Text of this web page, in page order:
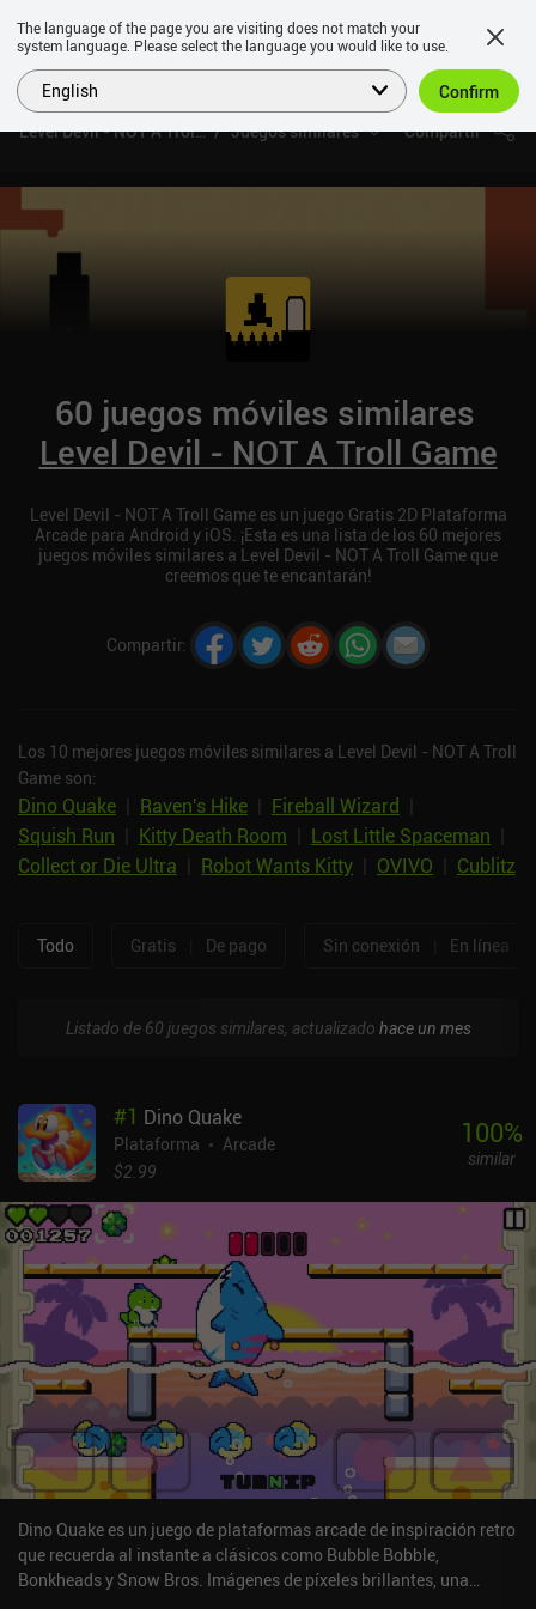
Level Devil - NOT A Troll GameJuegos similares Compartir
60 juegos móviles similares
Level Devil - NOT A Troll Game
Level Devil - NOT A Troll Game es un juego Gratis 2D Plataforma
Arcade para Android y iOS. ¡Esta es una lista de los 60 mejores
juegos móviles similares a Level Devil - NOT A Troll Game que
creemos que te encantarán!
Compartir:
Los 10 mejores juegos móviles similares a Level Devil - NOT A Troll
Game son:
Dino Quake Raven's Hike Fireball Wizard
Squish Run
Kitty Death Room Lost Little Spaceman
Collect or Die Ultra
Robot Wants Kitty OVIVO Cublitz
Todo Gratis De pago Sin conexión En línea
Listado de 60 juegos similares, actualizado hace un mes
#1 Dino Quake
Plataforma
Arcade
$2.99
100%
similar
Dino Quake es un juego de plataformas arcade de inspiración retro
que recuerda al instante a clásicos como Bubble Bobble,
Bonkheads y Snow Bros. Imágenes de píxeles brillantes, una
The language of the page you are visiting does not match your
system language. Please select the language you would like to use.
English Confirm